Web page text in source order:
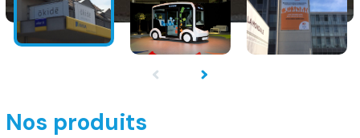
Nos produits